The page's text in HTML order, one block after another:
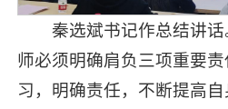
秦选斌书记作总结讲
师必须明确肩负三项重要
习，明确责任，不断提高